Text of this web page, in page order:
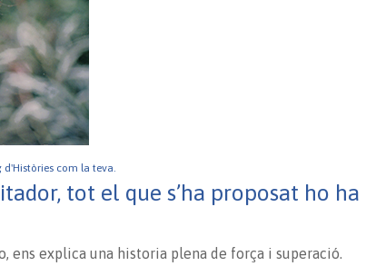
d'Històries com la teva.
tot el que s’ha proposat ho ha
ens explica una historia plena de força i superació.